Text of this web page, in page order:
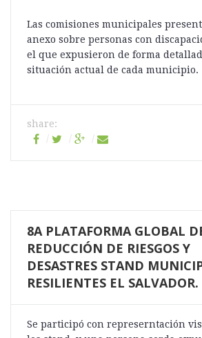
Las comisiones municipales
anexo sobre personas con
el que expusieron de forma
situación actual de cada municipio.
share:
8A PLATAFORMA GLOBAL
REDUCCIÓN DE RIESGOS Y
DESASTRES STAND
RESILIENTES EL SALVADOR.
Se participó con represerntación